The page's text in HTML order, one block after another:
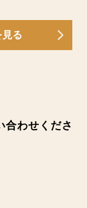
見る
合わせくださ